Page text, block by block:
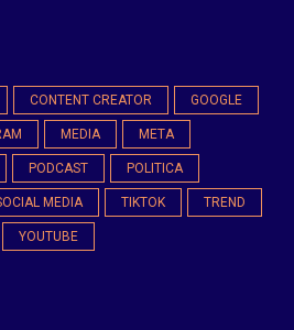
CONTENT CREATOR GOOGLE
MEDIA META
PODCAST POLITICA
MEDIA TIKTOK TREND
YOUTUBE